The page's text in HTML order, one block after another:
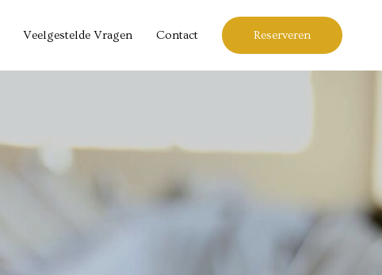
Veelgestelde Vragen Contact Reserveren